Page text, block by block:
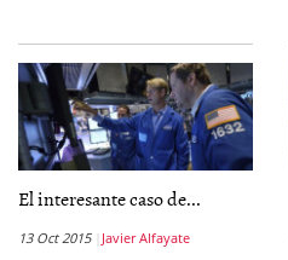
El interesante caso de...
13 Oct 2015 Javier Alfayate